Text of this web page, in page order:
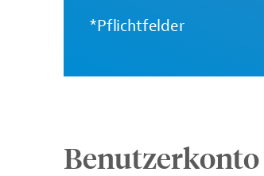
*Pflichtfelder
Benutzerkonto